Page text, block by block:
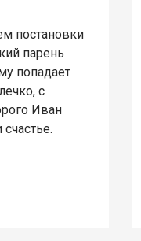
постановки
парень
попадает
с
Иван
счастье.